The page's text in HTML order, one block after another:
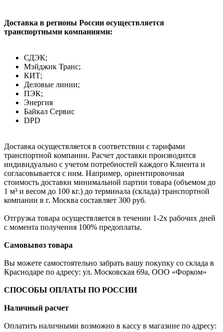
Доставка в регионы России осуществляется
транспортными компаниями:
СДЭК;
Мэйджик Транс;
КИТ;
Деловые линии;
ПЭК;
Энергия
Байкал Сервис
DPD
Доставка осуществляется в соответствии с тарифами
транспортной компании. Расчет доставки производится
индивидуально с учетом потребностей каждого Клиента и
согласовывается с ним. Например, ориентировочная
стоимость доставки минимальной партии товара (объемом до
1 м³ и весом до 100 кг.) до терминала (склада) транспортной
компании в г. Москва составляет 300 руб.
Отгрузка товара осуществляется в течении 1-2х рабочих дней
с момента получения 100% предоплаты.
Самовывоз товара
Вы можете самостоятельно забрать вашу покупку со склада в
Краснодаре по адресу: ул. Московская 69а, ООО «Форком»
СПОСОБЫ ОПЛАТЫ ПО РОССИИ
Наличный расчет
Оплатить наличными возможно в кассу в магазине по адресу: